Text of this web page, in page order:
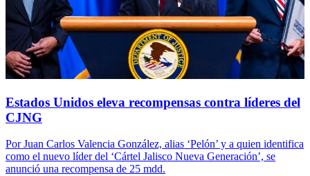
Estados Unidos eleva recompensas contra líderes del
CJNG
Por Juan Carlos Valencia González, alias ‘Pelón’ y a quien identifica
como el nuevo líder del ‘Cártel Jalisco Nueva Generación’, se
anunció una recompensa de 25 mdd.